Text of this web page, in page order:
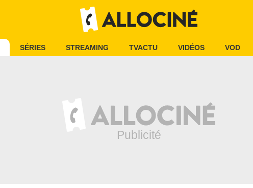
SÉRIES STREAMING TVACTU VIDÉOS VOD